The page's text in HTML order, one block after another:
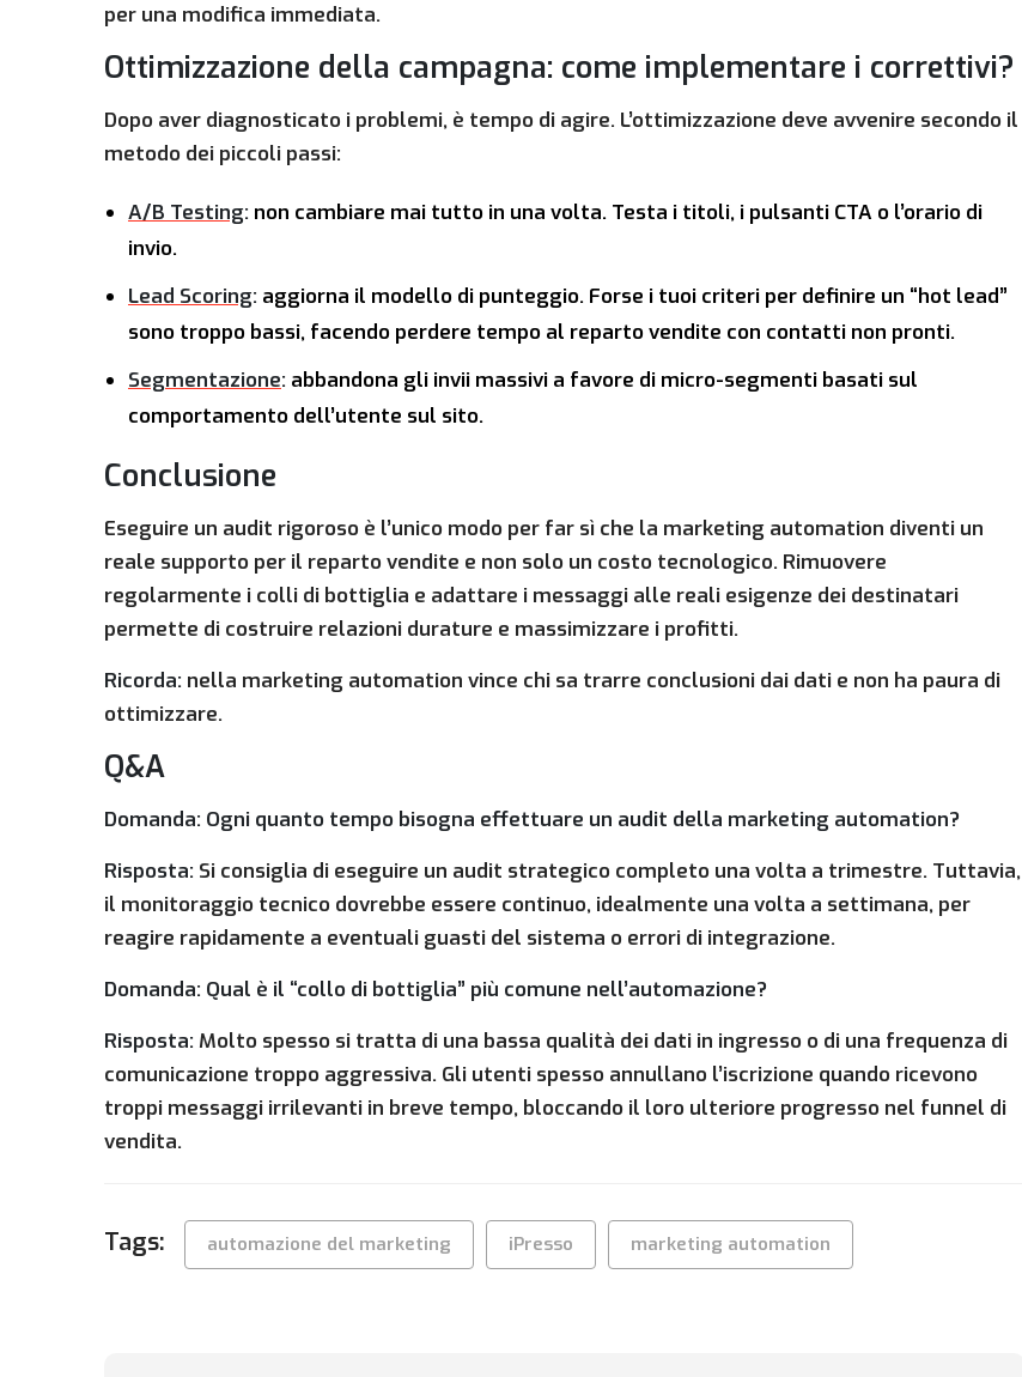
per una modifica immediata.
Ottimizzazione della campagna: come implementare i correttivi?
Dopo aver diagnosticato i problemi, è tempo di agire. L’ottimizzazione deve avvenire secondo il
metodo dei piccoli passi:
A/B Testing: non cambiare mai tutto in una volta. Testa i titoli, i pulsanti CTA o l’orario di
invio.
Lead Scoring: aggiorna il modello di punteggio. Forse i tuoi criteri per definire un “hot lead”
sono troppo bassi, facendo perdere tempo al reparto vendite con contatti non pronti.
Segmentazione: abbandona gli invii massivi a favore di micro-segmenti basati sul
comportamento dell’utente sul sito.
Conclusione
Eseguire un audit rigoroso è l’unico modo per far sì che la marketing automation diventi un
reale supporto per il reparto vendite e non solo un costo tecnologico. Rimuovere
regolarmente i colli di bottiglia e adattare i messaggi alle reali esigenze dei destinatari
permette di costruire relazioni durature e massimizzare i profitti.
Ricorda: nella marketing automation vince chi sa trarre conclusioni dai dati e non ha paura di
ottimizzare.
Q&A
Domanda: Ogni quanto tempo bisogna effettuare un audit della marketing automation?
Risposta: Si consiglia di eseguire un audit strategico completo una volta a trimestre. Tuttavia,
il monitoraggio tecnico dovrebbe essere continuo, idealmente una volta a settimana, per
reagire rapidamente a eventuali guasti del sistema o errori di integrazione.
Domanda: Qual è il “collo di bottiglia” più comune nell’automazione?
Risposta: Molto spesso si tratta di una bassa qualità dei dati in ingresso o di una frequenza di
comunicazione troppo aggressiva. Gli utenti spesso annullano l’iscrizione quando ricevono
troppi messaggi irrilevanti in breve tempo, bloccando il loro ulteriore progresso nel funnel di
vendita.
Tags: automazione del marketing iPresso marketing automation